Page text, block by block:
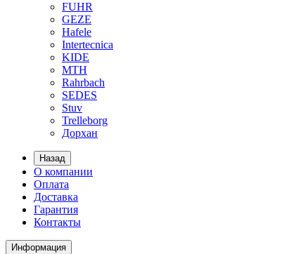
FUHR
GEZE
Hafele
Intertecnica
KIDE
MTH
Rahrbach
SEDES
Stuv
Trelleborg
Дорхан
Назад
О компании
Оплата
Доставка
Гарантия
Контакты
Информация